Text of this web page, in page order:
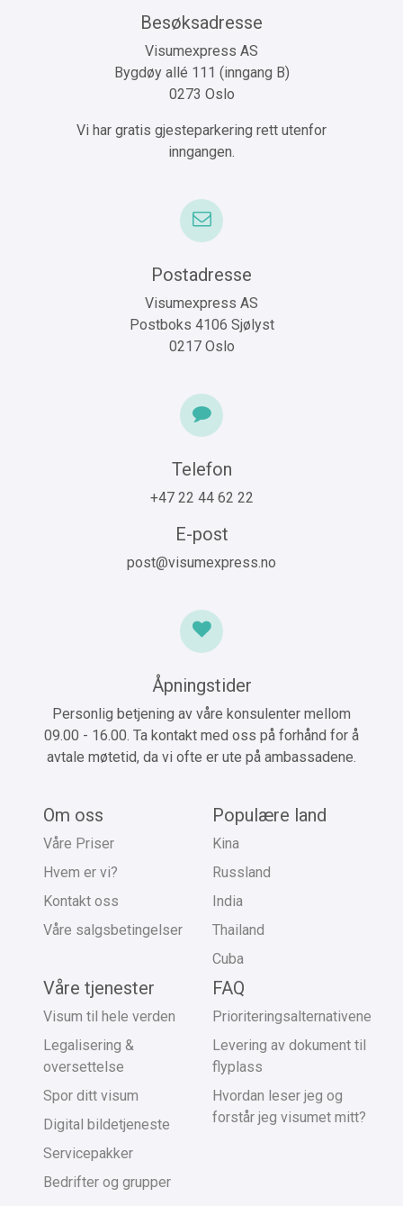
Besøksadresse
Visumexpress AS
Bygdøy allé 111 (inngang B)
0273 Oslo
Vi har gratis gjesteparkering rett utenfor
inngangen.
Postadresse
Visumexpress AS
Postboks 4106 Sjølyst
0217 Oslo
Telefon
+47 22 44 62 22
E-post
post@visumexpress.no
Åpningstider
Personlig betjening av våre konsulenter mellom
09.00 - 16.00. Ta kontakt med oss på forhånd for å
avtale møtetid, da vi ofte er ute på ambassadene.
Om oss
Våre Priser
Hvem er vi?
Kontakt oss
Våre salgsbetingelser
Populære land
Kina
Russland
India
Thailand
Cuba
Våre tjenester
Visum til hele verden
Legalisering &
oversettelse
Spor ditt visum
Digital bildetjeneste
Servicepakker
Bedrifter og grupper
FAQ
Prioriteringsalternativene
Levering av dokument til
flyplass
Hvordan leser jeg og
forstår jeg visumet mitt?